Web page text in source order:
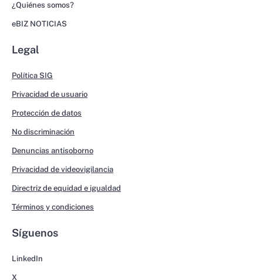
¿Quiénes somos?
eBIZ NOTICIAS
Legal
Política SIG
Privacidad de usuario
Protección de datos
No discriminación
Denuncias antisoborno
Privacidad de videovigilancia
Directriz de equidad e igualdad
Términos y condiciones
Síguenos
LinkedIn
X